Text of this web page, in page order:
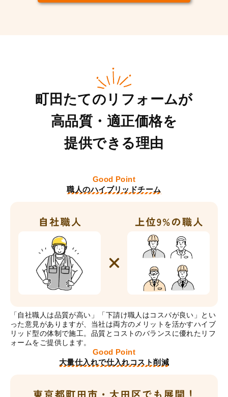
町田たてのリフォームが
高品質・適正価格を
提供できる理由
Good Point
職人のハイブリッドチーム
「自社職人は品質が高い」「下請け職人はコスパが良い」とい
った意見がありますが、当社は両方のメリットを活かすハイブ
リッド型の体制で施工。品質とコストのバランスに優れたリフ
ォームをご提供します。
Good Point
大量仕入れで仕入れコスト削減